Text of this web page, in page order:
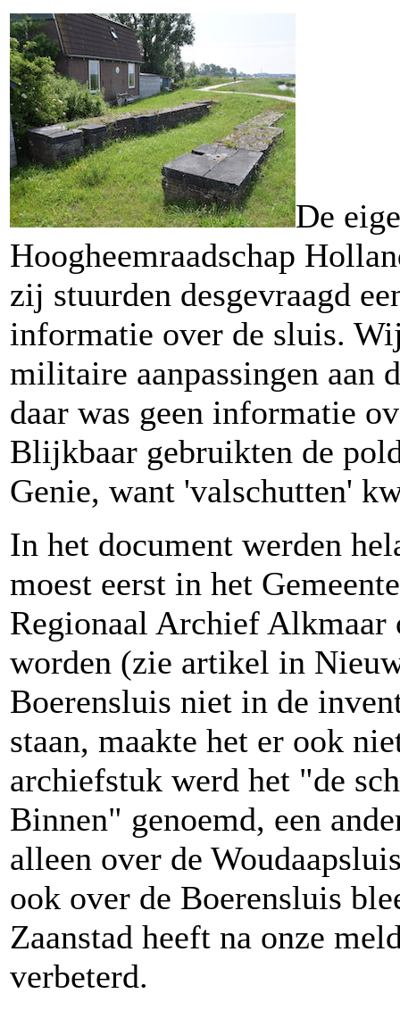
De
Hoogheemraadschap
zij stuurden desgevraagd
informatie over de sluis.
militaire aanpassingen aan
daar was geen informatie
Blijkbaar gebruikten de
Genie, want 'valschutten'
In het document werden
moest eerst in het
Regionaal Archief Alkmaar
worden (zie artikel in
Boerensluis niet in de
staan, maakte het er ook
archiefstuk werd het "de
Binnen" genoemd, een
alleen over de
ook over de Boerensluis
Zaanstad heeft na onze
verbeterd.